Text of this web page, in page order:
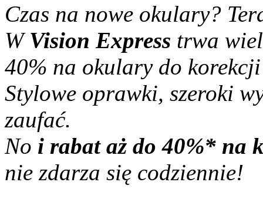
Czas na nowe okulary?
WVision Express trwa
40% na okulary do
Stylowe oprawki, szeroki
zaufać.
No i rabat aż do 40%* na
nie zdarza się codziennie!